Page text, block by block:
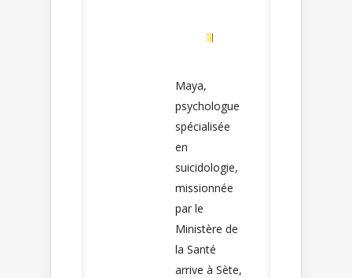
Maya,
psychologue
spécialisée
en
suicidologie,
missionnée
par le
Ministère de
la Santé
arrive à Sète,